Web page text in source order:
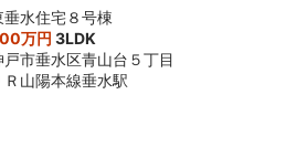
垂水住宅８号棟
万円 3LDK
戸市垂水区青山台５丁目
Ｒ山陽本線垂水駅